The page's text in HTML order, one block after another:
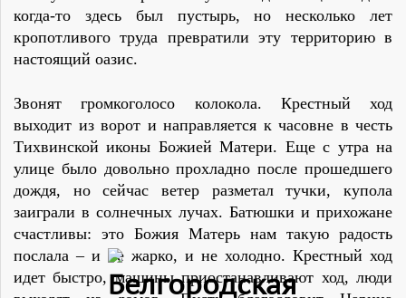
когда-то здесь был пустырь, но несколько лет
кропотливого труда превратили эту территорию в
настоящий оазис.
Звонят громкоголосо колокола. Крестный ход
выходит из ворот и направляется к часовне в честь
Тихвинской иконы Божией Матери. Еще с утра на
улице было довольно прохладно после прошедшего
дождя, но сейчас ветер разметал тучки, купола
заиграли в солнечных лучах. Батюшки и прихожане
счастливы: это Божия Матерь нам такую радость
послала – и не жарко, и не холодно. Крестный ход
идет быстро, машины приостанавливают ход, люди